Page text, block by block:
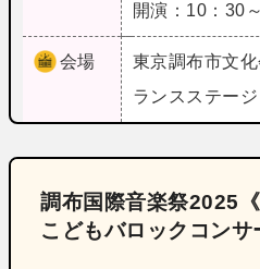
開演：10：30
会場 東京調布市文
ランスステージ
調布国際音楽祭2025
こどもバロックコンサ